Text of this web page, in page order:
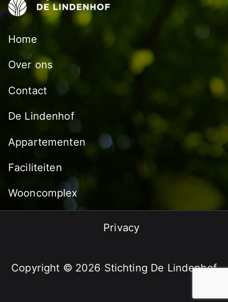
Home
Over ons
Contact
De Lindenhof
Appartementen
Faciliteiten
Wooncomplex
Privacy
Copyright © 2026 Stichting De Lindenhof